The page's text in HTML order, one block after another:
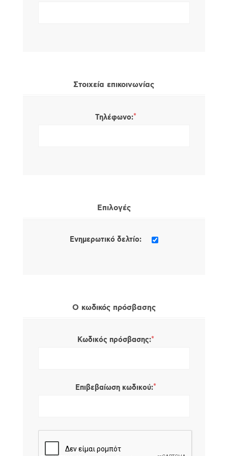
Στοιχεία επικοινωνίας
Τηλέφωνο:*
Επιλογές
Ενημερωτικό δελτίο:
Ο κωδικός πρόσβασης
Κωδικός πρόσβασης:*
Επιβεβαίωση κωδικού:*